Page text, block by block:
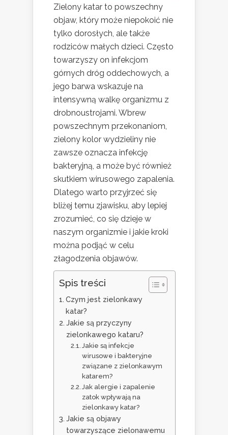
Zielony katar to powszechny
objaw, który może niepokoić nie
tylko dorosłych, ale także
rodziców małych dzieci. Często
towarzyszy on infekcjom
górnych dróg oddechowych, a
jego barwa wskazuje na
intensywną walkę organizmu z
drobnoustrojami. Wbrew
powszechnym przekonaniom,
zielony kolor wydzieliny nie
zawsze oznacza infekcję
bakteryjną, a może być również
skutkiem wirusowego zapalenia.
Dlatego warto przyjrzeć się
bliżej temu zjawisku, aby lepiej
zrozumieć, co się dzieje w
naszym organizmie i jakie kroki
można podjąć w celu
złagodzenia objawów.
Spis treści
Czym jest zielonkawy
katar?
Jakie są przyczyny
zielonkawego kataru?
Jakie są infekcje
wirusowe i bakteryjne
związane z zielonkawym
katarem?
Jak alergie i zapalenie
zatok wpływają na
zielonkawy katar?
Jakie są objawy
towarzyszące zielonawemu